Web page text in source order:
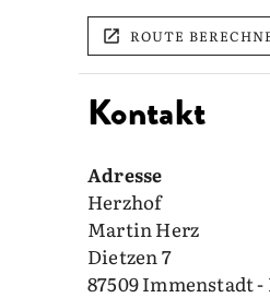
ROUTE
Kontakt
Adresse
Herzhof
Martin Herz
Dietzen 7
87509 Immenstadt